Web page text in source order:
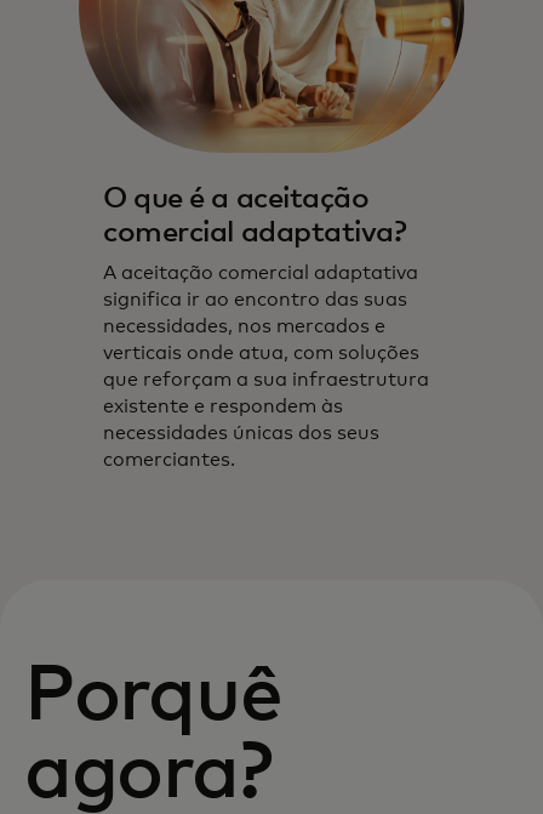
O que é a aceitação
comercial adaptativa?
A aceitação comercial adaptativa
significa ir ao encontro das suas
necessidades, nos mercados e
verticais onde atua, com soluções
que reforçam a sua infraestrutura
existente e respondem às
necessidades únicas dos seus
comerciantes.
Porquê
agora?